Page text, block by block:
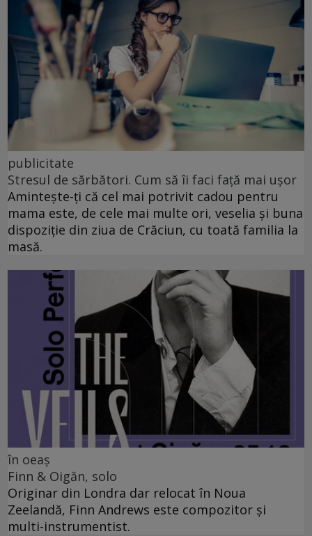
publicitate
Stresul de sărbători. Cum să îi faci față mai ușor
Amintește-ți că cel mai potrivit cadou pentru
mama este, de cele mai multe ori, veselia și buna
dispoziție din ziua de Crăciun, cu toată familia la
masă.
în oeaș
Finn & Oigăn, solo
Originar din Londra dar relocat în Noua
Zeelandă, Finn Andrews este compozitor și
multi-instrumentist.